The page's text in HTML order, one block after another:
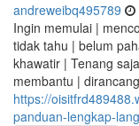
andreweibq495789
Ingin memulai |
tidak tahu | belum
khawatir | Tenang
membantu |
https://
panduan-lengkap-